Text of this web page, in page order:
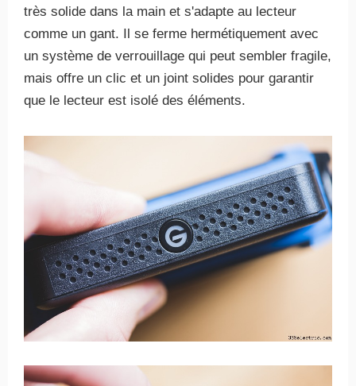
très solide dans la main et s'adapte au lecteur
comme un gant. Il se ferme hermétiquement avec
un système de verrouillage qui peut sembler fragile,
mais offre un clic et un joint solides pour garantir
que le lecteur est isolé des éléments.